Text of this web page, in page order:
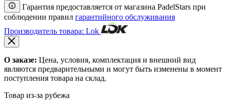
Гарантия предоставляется от магазина PadelStars при
соблюдении правил гарантийного обслуживания
Производитель товара: Lok
О заказе: Цена, условия, комплектация и внешний вид
являются предварительными и могут быть изменены в момент
поступления товара на склад.
Товар из-за рубежа